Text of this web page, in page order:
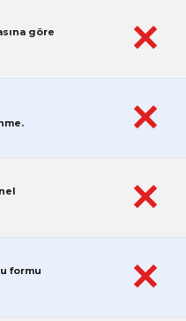
göre ✕
✕
✕
formu ✕